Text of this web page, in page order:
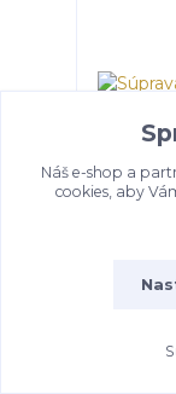
Náš e-shop a
cookies, aby